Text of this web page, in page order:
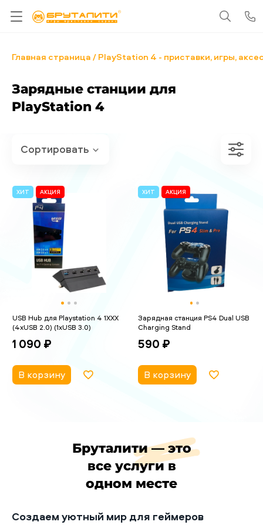
Главная страница PlayStation 4 - приставки, игры,
Зарядные станции для
PlayStation 4
ХИТ АКЦИЯ
USB Hub для Playstation 4 1XXX
(4xUSB 2.0) (1xUSB 3.0)
1 090 ₽
В корзину
ХИТ АКЦИЯ
Зарядная станция PS4 Dual USB
Charging Stand
590 ₽
В корзину
Бруталити — это
все услуги в
одном месте
Создаем уютный мир для геймеров